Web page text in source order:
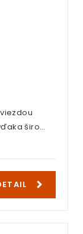
širo…